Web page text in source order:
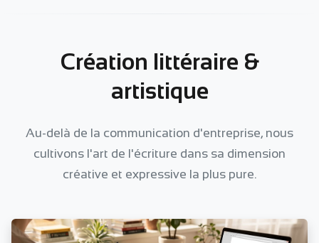
Création littéraire &
artistique
Au-delà de la communication d'entreprise, nous
cultivons l'art de l'écriture dans sa dimension
créative et expressive la plus pure.